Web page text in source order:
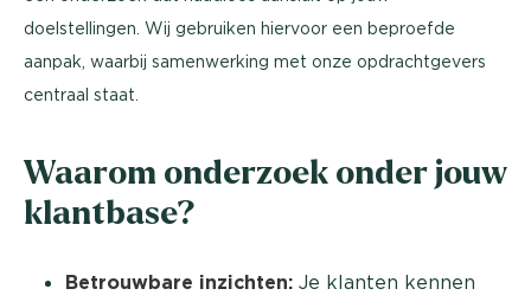
doelstellingen. Wij gebruiken hiervoor een beproefde
aanpak, waarbij samenwerking met onze opdrachtgevers
centraal staat.
Waarom onderzoek onder jouw
klantbase?
Betrouwbare inzichten: Je klanten kennen